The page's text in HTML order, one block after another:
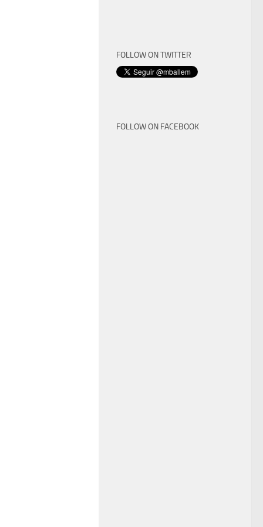
FOLLOW ON TWITTER
FOLLOW ON FACEBOOK